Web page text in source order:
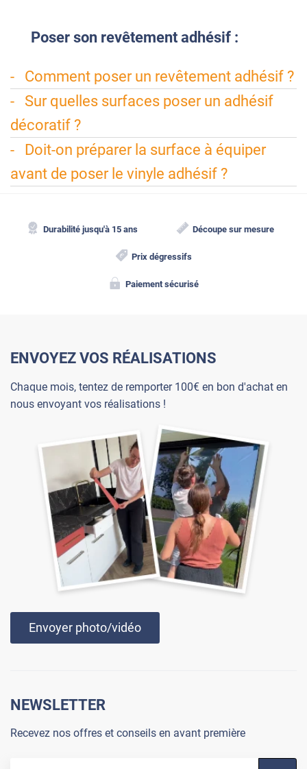
Poserson revêtement adhésif :
Comment poser un revêtement adhésif ?
Sur quelles surfaces poser un adhésif
décoratif ?
Doit-on préparer la surface à équiper
avant de poser le vinyle adhésif ?
Durabilité jusqu'à 15 ans Découpe sur mesure
Prix dégressifs
Paiement sécurisé
ENVOYEZ VOS RÉALISATIONS
Chaque mois, tentez de remporter 100€ en bon d'achat en
nous envoyant vos réalisations !
Envoyer photo/vidéo
NEWSLETTER
Recevez nos offres et conseils en avant première